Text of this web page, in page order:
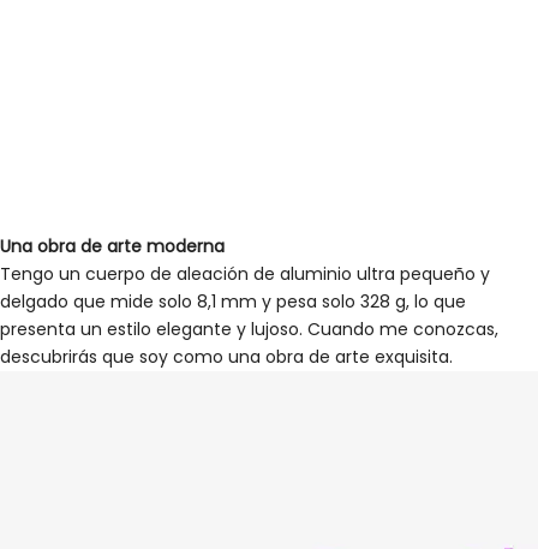
Una obra de arte moderna
Tengo un cuerpo de aleación de aluminio ultra pequeño y
delgado que mide solo 8,1 mm y pesa solo 328 g, lo que
presenta un estilo elegante y lujoso. Cuando me conozcas,
descubrirás que soy como una obra de arte exquisita.